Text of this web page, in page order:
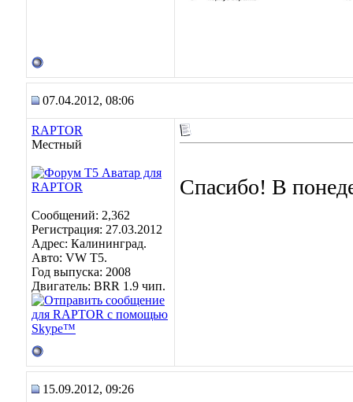
07.04.2012, 08:06
RAPTOR
Местный
Сообщений: 2,362
Регистрация: 27.03.2012
Адрес: Калининград.
Авто: VW Т5.
Год выпуска: 2008
Двигатель: BRR 1.9 чип.
Спасибо! В
15.09.2012, 09:26